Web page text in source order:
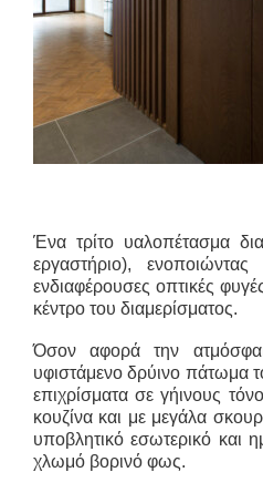
Ένα τρίτο υαλοπέτασμα
εργαστήριο),
ενδιαφέρουσες οπτικές
κέντρο του διαμερίσματος.
Όσον αφορά την
υφιστάμενο δρύινο πάτωμα
επιχρίσματα σε γήινους
κουζίνα και με μεγάλα
υποβλητικό εσωτερικό και
χλωμό βορινό φως.